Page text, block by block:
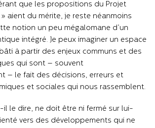
que les propositions du Projet
aient du mérite, je reste néanmoins
notion un peu mégalomane d’un
intégré. Je peux imaginer un espace
à partir des enjeux communs et des
qui sont – souvent
– le fait des décisions, erreurs et
et sociales qui nous rassemblent.
il le dire, ne doit être ni fermé sur lui-
vers des développements qui ne